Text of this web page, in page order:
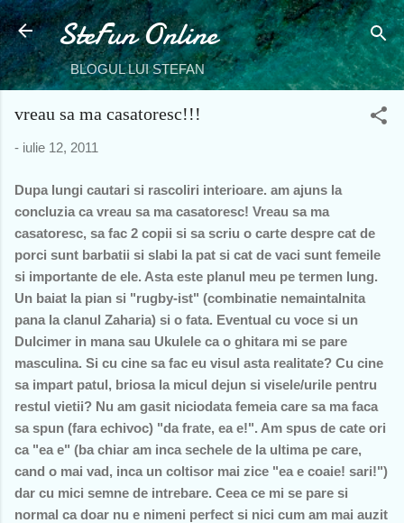
Treceți la conținutul principal
SteFun Online
BLOGUL LUI STEFAN
vreau sa ma casatoresc!!!
- iulie 12, 2011
Dupa lungi cautari si rascoliri interioare. am ajuns la
concluzia ca vreau sa ma casatoresc! Vreau sa ma
casatoresc, sa fac 2 copii si sa scriu o carte despre cat de
porci sunt barbatii si slabi la pat si cat de vaci sunt femeile
si importante de ele. Asta este planul meu pe termen lung.
Un baiat la pian si "rugby-ist" (combinatie nemaintalnita
pana la clanul Zaharia) si o fata. Eventual cu voce si un
Dulcimer in mana sau Ukulele ca o ghitara mi se pare
masculina. Si cu cine sa fac eu visul asta realitate? Cu cine
sa impart patul, briosa la micul dejun si visele/urile pentru
restul vietii? Nu am gasit niciodata femeia care sa ma faca
sa spun (fara echivoc) "da frate, ea e!". Am spus de cate ori
ca "ea e" (ba chiar am inca sechele de la ultima pe care,
cand o mai vad, inca un coltisor mai zice "ea e coaie! sari!")
dar cu mici semne de intrebare. Ceea ce mi se pare si
normal ca doar nu e nimeni perfect si nici cum am mai auzit